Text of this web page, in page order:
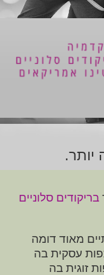
יותר.
בריקודים סלוניים
מאוד דומה
עסקית בה
זוגית בה